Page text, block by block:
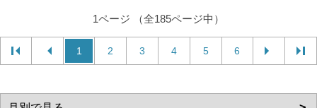
1ページ （全185ページ中）
1 2 3 4 5 6